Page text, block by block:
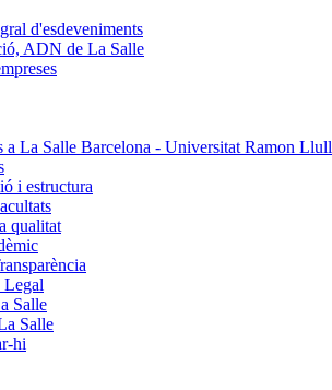
d'esdeveniments
ADN de La Salle
a La Salle Barcelona - Universitat Ramon Llull
i estructura
qualitat
Salle
Salle
hi